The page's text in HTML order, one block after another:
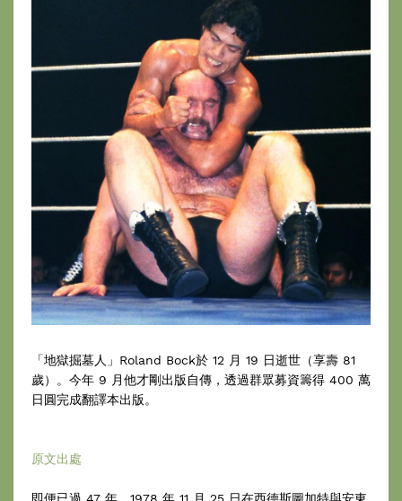
「地獄掘墓人」Roland Bock於 12 月 19 日逝世（享壽 81
歲）。今年 9 月他才剛出版自傳，透過群眾募資籌得 400 萬
日圓完成翻譯本出版。
原文出處